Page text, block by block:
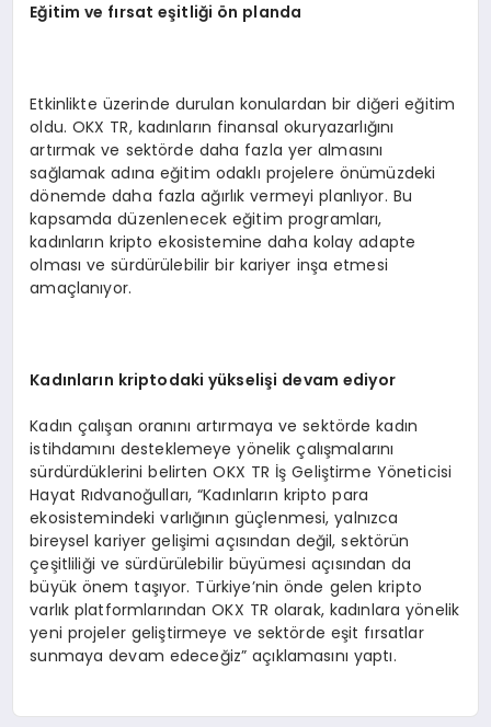
Eğitim ve fırsat eşitliği ön planda
Etkinlikte üzerinde durulan konulardan bir diğeri eğitim
oldu. OKX TR, kadınların finansal okuryazarlığını
artırmak ve sektörde daha fazla yer almasını
sağlamak adına eğitim odaklı projelere önümüzdeki
dönemde daha fazla ağırlık vermeyi planlıyor. Bu
kapsamda düzenlenecek eğitim programları,
kadınların kripto ekosistemine daha kolay adapte
olması ve sürdürülebilir bir kariyer inşa etmesi
amaçlanıyor.
Kadınların kriptodaki yükselişi devam ediyor
Kadın çalışan oranını artırmaya ve sektörde kadın
istihdamını desteklemeye yönelik çalışmalarını
sürdürdüklerini belirten OKX TR İş Geliştirme Yöneticisi
Hayat Rıdvanoğulları, “Kadınların kripto para
ekosistemindeki varlığının güçlenmesi, yalnızca
bireysel kariyer gelişimi açısından değil, sektörün
çeşitliliği ve sürdürülebilir büyümesi açısından da
büyük önem taşıyor. Türkiye’nin önde gelen kripto
varlık platformlarından OKX TR olarak, kadınlara yönelik
yeni projeler geliştirmeye ve sektörde eşit fırsatlar
sunmaya devam edeceğiz” açıklamasını yaptı.